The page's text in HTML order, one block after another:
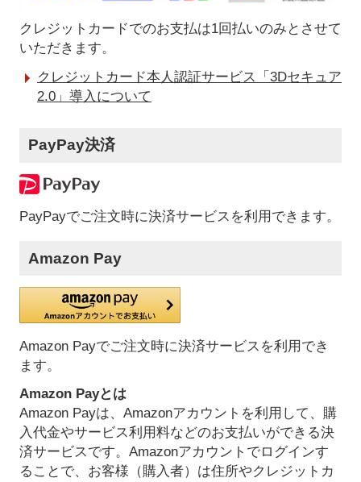
クレジットカードでのお支払は1回払いのみとさせて
いただきます。
クレジットカード本人認証サービス「3Dセキュア
2.0」導入について
PayPay決済
PayPayでご注文時に決済サービスを利用できます。
Amazon Pay
Amazon Payでご注文時に決済サービスを利用でき
ます。
Amazon Payとは
Amazon Payは、Amazonアカウントを利用して、購
入代金やサービス利用料などのお支払いができる決
済サービスです。Amazonアカウントでログインす
ることで、お客様（購入者）は住所やクレジットカ